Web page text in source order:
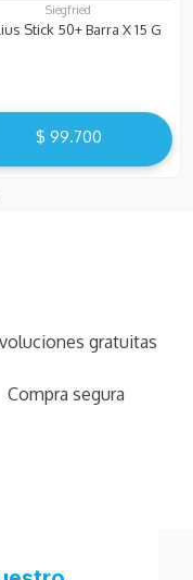
Siegfried
Stick 50+ Barra X 15 G
$ 99.700
gratuitas
Compra segura